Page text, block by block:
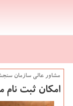
مشاور عالی سازمان
امكان ثبت